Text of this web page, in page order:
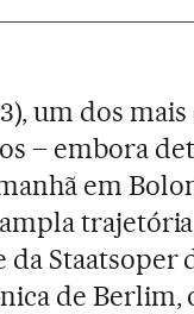
um dos
– embora
em
da Staatsoper
de Berlim,